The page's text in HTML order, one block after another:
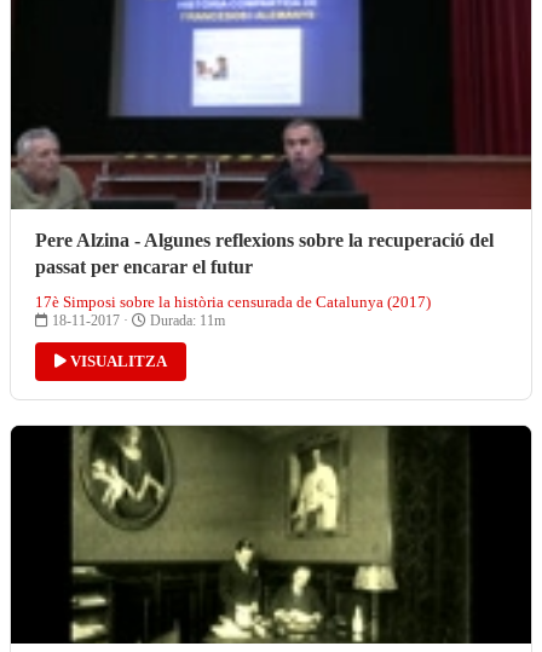
Pere Alzina - Algunes reflexions sobre la recuperació del
passat per encarar el futur
17è Simposi sobre la història censurada de Catalunya (2017)
18-11-2017 · Durada: 11m
VISUALITZA